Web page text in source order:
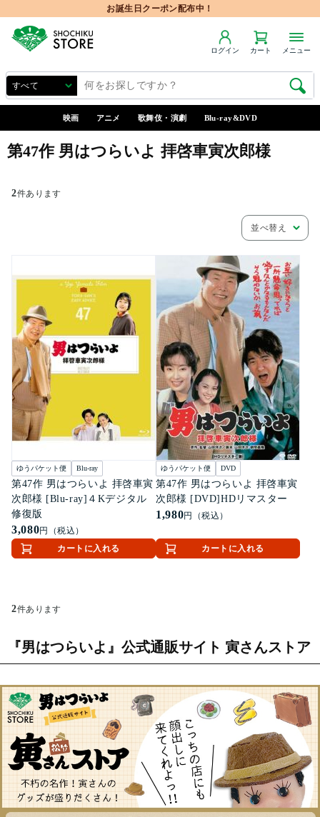
お誕生日クーポン配布中！
ログイン カート メニュー
映画 アニメ 歌舞伎・演劇 Blu-ray&DVD
第47作 男はつらいよ 拝啓車寅次郎様
2件あります
並べ替え
ゆうパケット便 Blu-ray
第47作 男はつらいよ 拝啓車寅
次郎様 [Blu-ray]４Kデジタル
修復版
3,080円（税込）
カートに入れる
ゆうパケット便 DVD
第47作 男はつらいよ 拝啓車寅
次郎様 [DVD]HDリマスター
1,980円（税込）
カートに入れる
2件あります
『男はつらいよ』公式通販サイト 寅さんストア